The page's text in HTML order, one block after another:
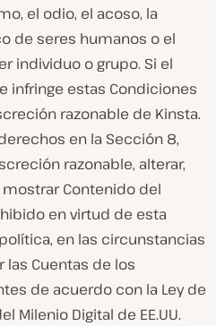
el odio, el acoso, la
de seres humanos o el
individuo o grupo. Si el
infringe estas Condiciones
razonable de Kinsta.
en la Sección 8,
razonable, alterar,
Contenido del
en virtud de esta
en las circunstancias
las Cuentas de los
de acuerdo con la Ley de
Milenio Digital de EE.UU.